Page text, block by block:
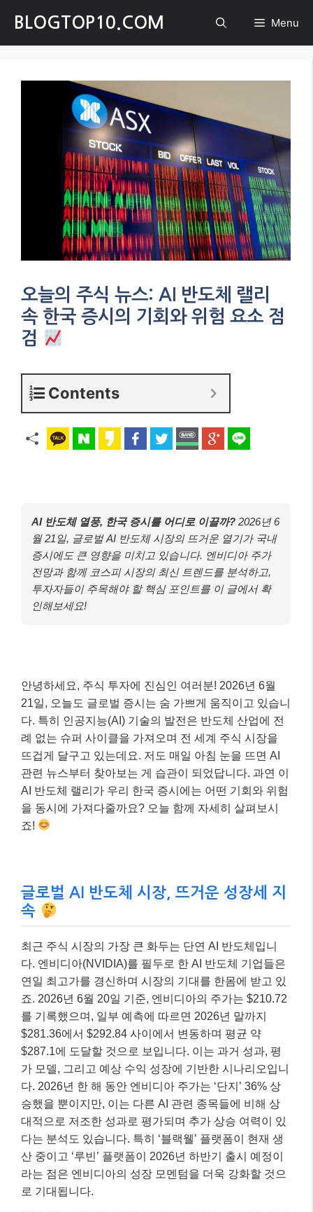
content
BLOGTOP10.COM Menu
오늘의 주식 뉴스: AI 반도체 랠리
속 한국 증시의 기회와 위험 요소 점
검
Contents
AI 반도체 열풍, 한국 증시를 어디로 이끌까? 2026년 6
월 21일, 글로벌 AI 반도체 시장의 뜨거운 열기가 국내
증시에도 큰 영향을 미치고 있습니다. 엔비디아 주가
전망과 함께 코스피 시장의 최신 트렌드를 분석하고,
투자자들이 주목해야 할 핵심 포인트를 이 글에서 확
인해보세요!
안녕하세요, 주식 투자에 진심인 여러분! 2026년 6월
21일, 오늘도 글로벌 증시는 숨 가쁘게 움직이고 있습니
다. 특히 인공지능(AI) 기술의 발전은 반도체 산업에 전
례 없는 슈퍼 사이클을 가져오며 전 세계 주식 시장을
뜨겁게 달구고 있는데요. 저도 매일 아침 눈을 뜨면 AI
관련 뉴스부터 찾아보는 게 습관이 되었답니다. 과연 이
AI 반도체 랠리가 우리 한국 증시에는 어떤 기회와 위험
을 동시에 가져다줄까요? 오늘 함께 자세히 살펴보시
죠!
글로벌 AI 반도체 시장, 뜨거운 성장세 지
속
최근 주식 시장의 가장 큰 화두는 단연 AI 반도체입니
다. 엔비디아(NVIDIA)를 필두로 한 AI 반도체 기업들은
연일 최고가를 경신하며 시장의 기대를 한몸에 받고 있
죠. 2026년 6월 20일 기준, 엔비디아의 주가는 $210.72
를 기록했으며, 일부 예측에 따르면 2026년 말까지
$281.36에서 $292.84 사이에서 변동하며 평균 약
$287.1에 도달할 것으로 보입니다. 이는 과거 성과, 평
가 모델, 그리고 예상 수익 성장에 기반한 시나리오입니
다. 2026년 한 해 동안 엔비디아 주가는 ‘단지’ 36% 상
승했을 뿐이지만, 이는 다른 AI 관련 종목들에 비해 상
대적으로 저조한 성과로 평가되며 추가 상승 여력이 있
다는 분석도 있습니다. 특히 ‘블랙웰’ 플랫폼이 현재 생
산 중이고 ‘루빈’ 플랫폼이 2026년 하반기 출시 예정이
라는 점은 엔비디아의 성장 모멘텀을 더욱 강화할 것으
로 기대됩니다.